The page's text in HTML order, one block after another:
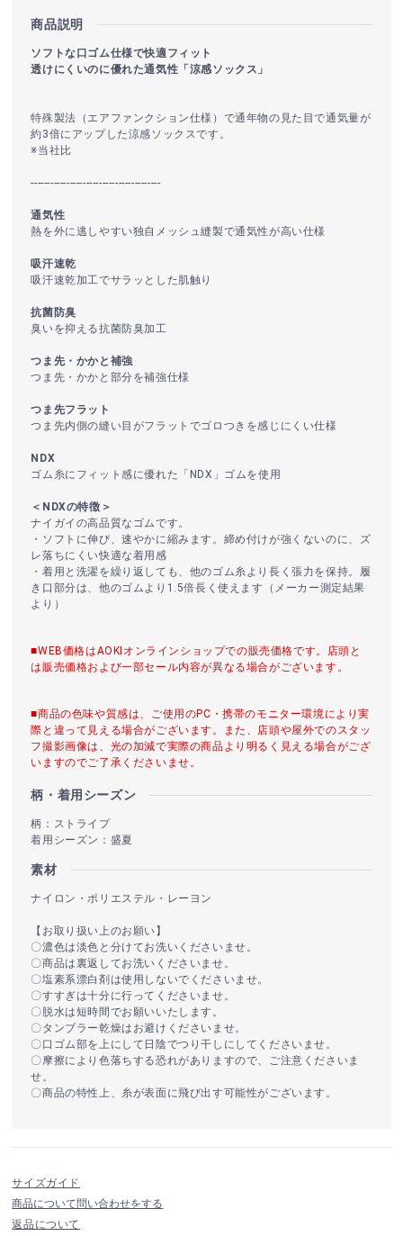
商品説明
ソフトな口ゴム仕様で快適フィット
透けにくいのに優れた通気性「涼感ソックス」
特殊製法（エアファンクション仕様）で通年物の見た目で通気量が
約3倍にアップした涼感ソックスです。
※当社比
----------------------------------------
通気性
熱を外に逃しやすい独自メッシュ縫製で通気性が高い仕様
吸汗速乾
吸汗速乾加工でサラッとした肌触り
抗菌防臭
臭いを抑える抗菌防臭加工
つま先・かかと補強
つま先・かかと部分を補強仕様
つま先フラット
つま先内側の縫い目がフラットでゴロつきを感じにくい仕様
NDX
ゴム糸にフィット感に優れた「NDX」ゴムを使用
＜NDXの特徴＞
ナイガイの高品質なゴムです。
・ソフトに伸び、速やかに縮みます。締め付けが強くないのに、ズ
レ落ちにくい快適な着用感
・着用と洗濯を繰り返しても、他のゴム糸より長く張力を保持。履
き口部分は、他のゴムより1.5倍長く使えます（メーカー測定結果
より）
■WEB価格はAOKIオンラインショップでの販売価格です。店頭と
は販売価格および一部セール内容が異なる場合がございます。
■商品の色味や質感は、ご使用のPC・携帯のモニター環境により実
際と違って見える場合がございます。また、店頭や屋外でのスタッ
フ撮影画像は、光の加減で実際の商品より明るく見える場合がござ
いますのでご了承くださいませ。
柄・着用シーズン
柄：ストライプ
着用シーズン：盛夏
素材
ナイロン・ポリエステル・レーヨン
【お取り扱い上のお願い】
〇濃色は淡色と分けてお洗いくださいませ。
〇商品は裏返してお洗いくださいませ。
〇塩素系漂白剤は使用しないでくださいませ。
〇すすぎは十分に行ってくださいませ。
〇脱水は短時間でお願いいたします。
〇タンブラー乾燥はお避けくださいませ。
〇口ゴム部を上にして日陰でつり干しにしてくださいませ。
〇摩擦により色落ちする恐れがありますので、ご注意くださいま
せ。
〇商品の特性上、糸が表面に飛び出す可能性がございます。
サイズガイド
商品について問い合わせをする
返品について